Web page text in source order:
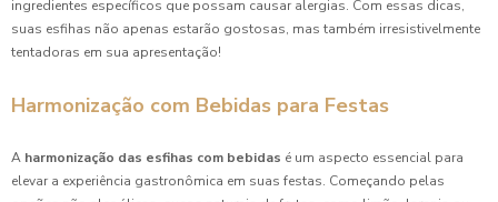
Coxinhas de Frango para Festa: Delícias que Encantam
Seus Convidados
Coxinhas de Frango Para Festa: Delícias Irresistíveis
Coxinhas de Frango para Festa: Receitas Irresistíveis e
Dicas Práticas
ingredientes específicos que possam causar alergias. Com essas dicas,
suas esfihas não apenas estarão gostosas, mas também irresistivelmente
tentadoras em sua apresentação!
Harmonização com Bebidas para Festas
A harmonização das esfihas com bebidas é um aspecto essencial para
elevar a experiência gastronômica em suas festas. Começando pelas